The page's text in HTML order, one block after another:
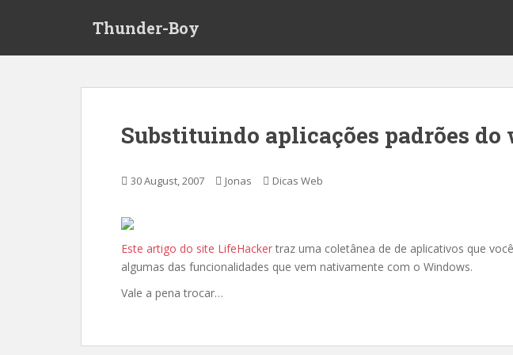
Thunder-Boy
Substituindo aplicações padrões
30 August, 2007 Jonas Dicas Web
Este artigo do site LifeHacker traz uma coletânea de de aplicativos que
algumas das funcionalidades que vem nativamente com o Windows.
Vale a pena trocar…